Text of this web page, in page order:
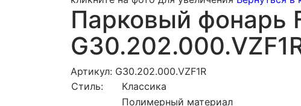
Парковый фонарь
Артикул: G30.202.000.VZF1R
Стиль:
Классика
Полимерный материал